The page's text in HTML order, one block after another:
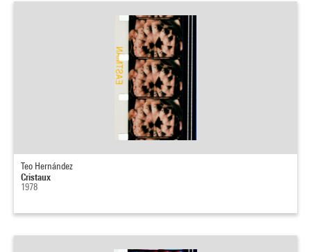
Teo Hernández
Cristaux
1978